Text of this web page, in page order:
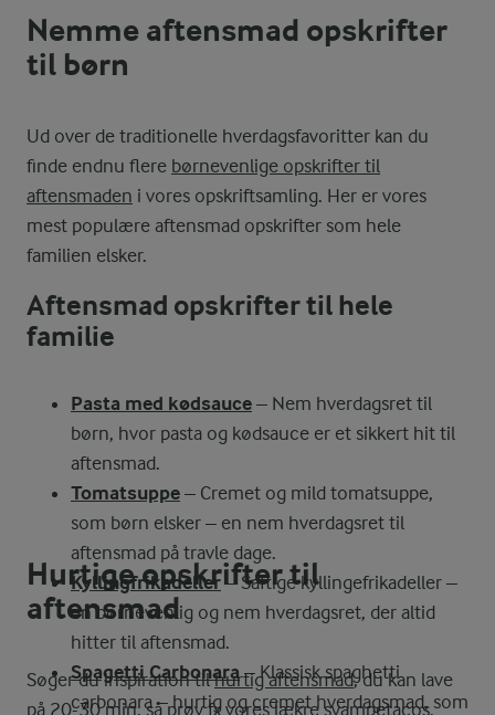
Nemme aftensmad opskrifter
til børn
Ud over de traditionelle hverdagsfavoritter kan du
finde endnu flere børnevenlige opskrifter til
aftensmaden i vores opskriftsamling. Her er vores
mest populære aftensmad opskrifter som hele
familien elsker.
Aftensmad opskrifter til hele
familie
Pasta med kødsauce – Nem hverdagsret til
børn, hvor pasta og kødsauce er et sikkert hit til
aftensmad.
Tomatsuppe – Cremet og mild tomatsuppe,
som børn elsker – en nem hverdagsret til
aftensmad på travle dage.
Kyllingfrikadeller– Saftige kyllingefrikadeller –
en børnevenlig og nem hverdagsret, der altid
hitter til aftensmad.
Spagetti Carbonara– Klassisk spaghetti
carbonara – hurtig og cremet hverdagsmad, som
Hurtige opskrifter til
aftensmad
Søger du inspiration tilhurtig aftensmad, du kan lave
på 20-30 min. så prøv fx vores lækre svampetacos,